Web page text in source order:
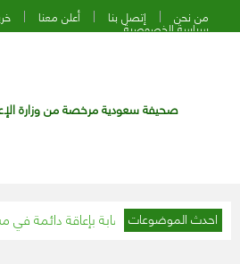
من نحن إتصل بنا أعلن معنا
سياسة الخصوصية
صحيفة سعودية مرخصة من وزارة
احدث الموضوعات
من خطر الإصابة بإعاقة دائمة في